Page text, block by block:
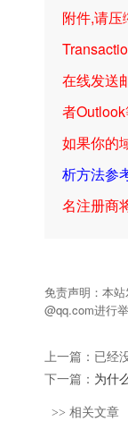
附件,请
在线发送
者
如果你的
析方法参
名注册商
免责声明：本
@qq.com进行
上一篇：已经
下一篇： 为什
>> 相关文章